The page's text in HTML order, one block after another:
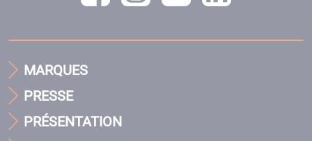
MARQUES
PRESSE
PRÉSENTATION